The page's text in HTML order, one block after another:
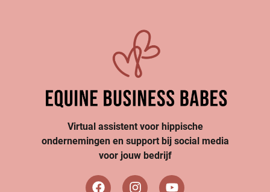
Virtual assistent voor hippische
ondernemingen en support bij social media
voor jouw bedrijf